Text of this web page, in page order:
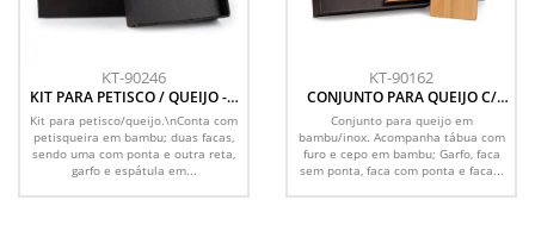
KT-90246
KIT PARA PETISCO / QUEIJO - 5
PÇS
Kit para petisco/queijo.\nConta com
petisqueira em bambu; duas facas,
sendo uma com ponta e outra reta,
garfo e espátula em...
KT-90162
CONJUNTO PARA QUEIJO C/
CEPO EM BAMBU / INOX - 5
PÇS
Conjunto para queijo em
bambu/inox. Acompanha tábua com
furo e cepo em bambu; Garfo, faca
sem ponta, faca com ponta e faca...